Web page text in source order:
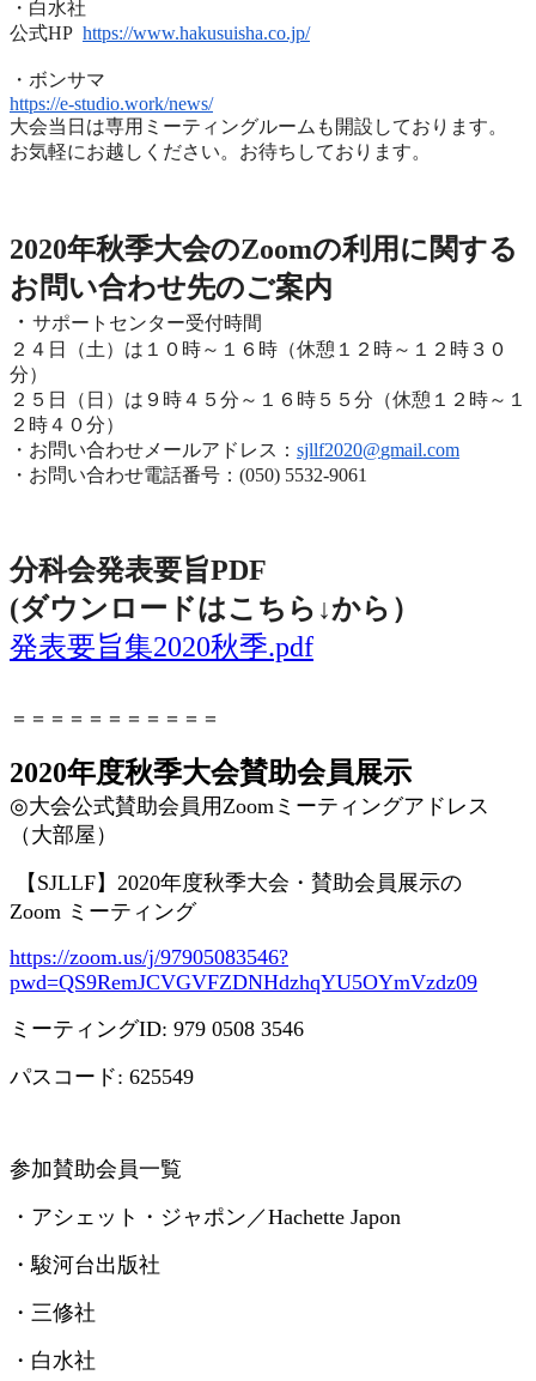
・白水社
公式HP https://www.hakusuisha.co.jp/
・ボンサマ
https://e-studio.work/news/
大会当日は専用ミーティングルームも開設しております。
お気軽にお越しください。お待ちしております。
2020年秋季大会のZoomの利用に関する
お問い合わせ先のご案内
・ サポートセンター受付時間
２４日（土）は１０時～１６時（休憩１２時～１２時３０
分）
２５日（日）は９時４５分～１６時５５分（休憩１２時～ １
２時４０分）
・お問い合わせメールアドレス： sjllf2020@gmail.com
・お問い合わせ電話番号：(050) 5532-9061
分科会発表要旨PDF
(ダウンロードはこちら↓から ）
発表要旨集2020秋季.pdf
＝＝＝＝＝＝＝＝＝＝＝
2020年度秋季大会賛助会員展示
◎大会公式賛助会員用Zoom ミーティングアドレス
（大部屋）
【 SJLLF】 2020年度秋季大会・賛助会員展示の
Zoom ミーティング
https://zoom.us/j/97905083546?
pwd=QS9RemJCVGVFZDNHdzhqYU5OYmVzdz09
ミーティングID: 979 0508 3546
パスコード: 625549
参加賛助会員一覧
・アシェット・ジャポン／Hachette Japon
・駿河台出版社
・三修社
・白水社